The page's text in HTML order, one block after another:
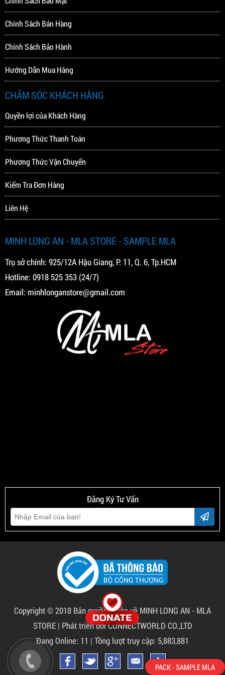
DÂY ĐÀN GUITAR ACOUSTIC
ELIXIR
250.000 VNĐ
EZ910
Chính Sách Bán Hàng
Chính Sách Bảo Hành
Hướng Dẫn Mua Hàng
CHĂM SÓC KHÁCH HÀNG
Phương Thức Thanh Toán
Phương Thức Vận Chuyển
Kiểm Tra Đơn Hàng
Liên Hệ
Hotline:0918 525 353(24/7)
Email:minhlonganstore@gmail.com
Đăng Ký Tư Vấn
Copyright © 2018 Bản quyền thuộc về
STORE|Phát triển bởi CONNECTWORLD CO.,LTD
Đang Online: 11 | Tồng lượt truy cập: 5,883,881
PACK - SAMPLE MLA